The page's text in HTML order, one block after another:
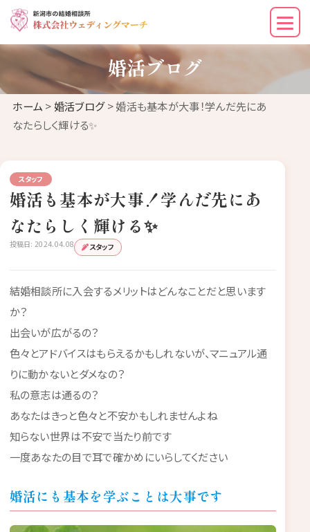
婚活ブログ
ホーム >婚活ブログ> 婚活も基本が大事！学んだ先にあ
なたらしく輝ける✨
スタッフ
婚活も基本が大事！学んだ先にあ
なたらしく輝ける✨
投稿日: 2024.04.08 スタッフ
結婚相談所に入会するメリットはどんなことだと思います
か？
出会いが広がるの？
色々とアドバイスはもらえるかもしれないが、マニュアル通
りに動かないとダメなの？
私の意志は通るの？
あなたはきっと色々と不安かもしれませんよね
知らない世界は不安で当たり前です
一度あなたの目で耳で確かめにいらしてください
婚活にも基本を学ぶことは大事です